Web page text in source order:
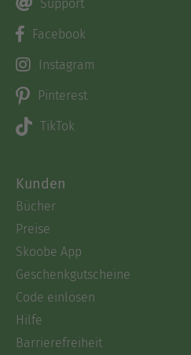
Support
Facebook
Instagram
Pinterest
TikTok
Kunden
Bücher
Preise
Skoobe App
Geschenkgutscheine
Code einlösen
Hilfe
Barrierefreiheit